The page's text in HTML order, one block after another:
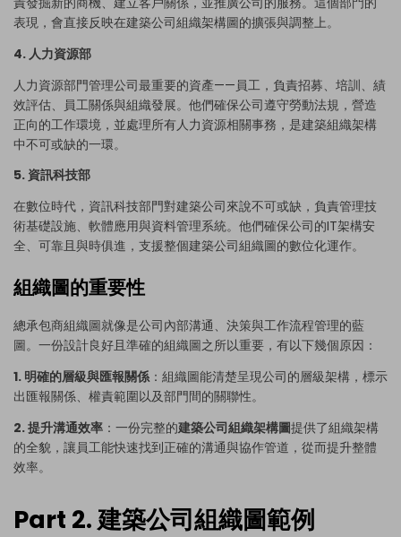
點擊下載並使用此範本。
此 eddx檔案需使用 EdrawMax 開啟。
若你尚未安裝 EdrawMax，可從下方
免費下載EdrawMax。
你也可以從下方
免費試用 EdrawMax 線上版 。
表現，會直接反映在建築公司組織架構圖的擴張與調整上。
4. 人力資源部
人力資源部門管理公司最重要的資產——員工，負責招募、培訓、績
效評估、員工關係與組織發展。他們確保公司遵守勞動法規，營造
正向的工作環境，並處理所有人力資源相關事務，是建築組織架構
中不可或缺的一環。
5. 資訊科技部
在數位時代， 資訊科技部門對建築公司來說不可或缺，負責管理技
術基礎設施、軟體應用與資料管理系統。他們確保公司的IT架構安
全、可靠且與時俱進，支援整個建築公司組織圖的數位化運作。
組織圖的重要性
總承包商組織圖就像是公司內部溝通、決策與工作流程管理的藍
圖。一份設計良好且準確的組織圖之所以重要，有以下幾個原因：
1. 明確的層級與匯報關係 ：組織圖能清楚呈現公司的層級架構，標示
出匯報關係、權責範圍以及部門間的關聯性。
2. 提升溝通效率 ：一份完整的建築公司組織架構圖提供了組織架構
的全貌，讓員工能快速找到正確的溝通與協作管道，從而提升整體
效率。
Part 2. 建築公司組織圖範例